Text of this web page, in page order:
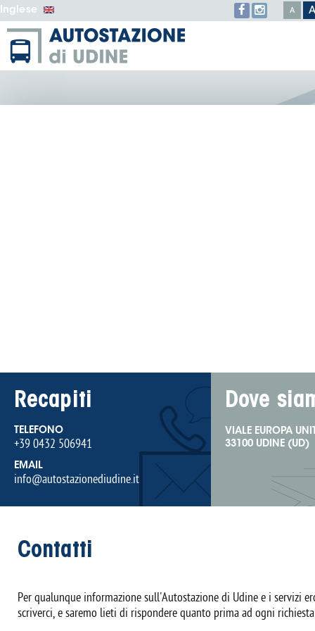
Inglese A A
Recapiti
TELEFONO
+39 0432 506941
EMAIL
info@autostazionediudine.it
Dove
VIALE EUROPA
33100 UDINE (UD)
Contatti
Per qualunque informazione sull'Autostazione di Udine e i servizi
scriverci, e saremo lieti di rispondere quanto prima ad ogni